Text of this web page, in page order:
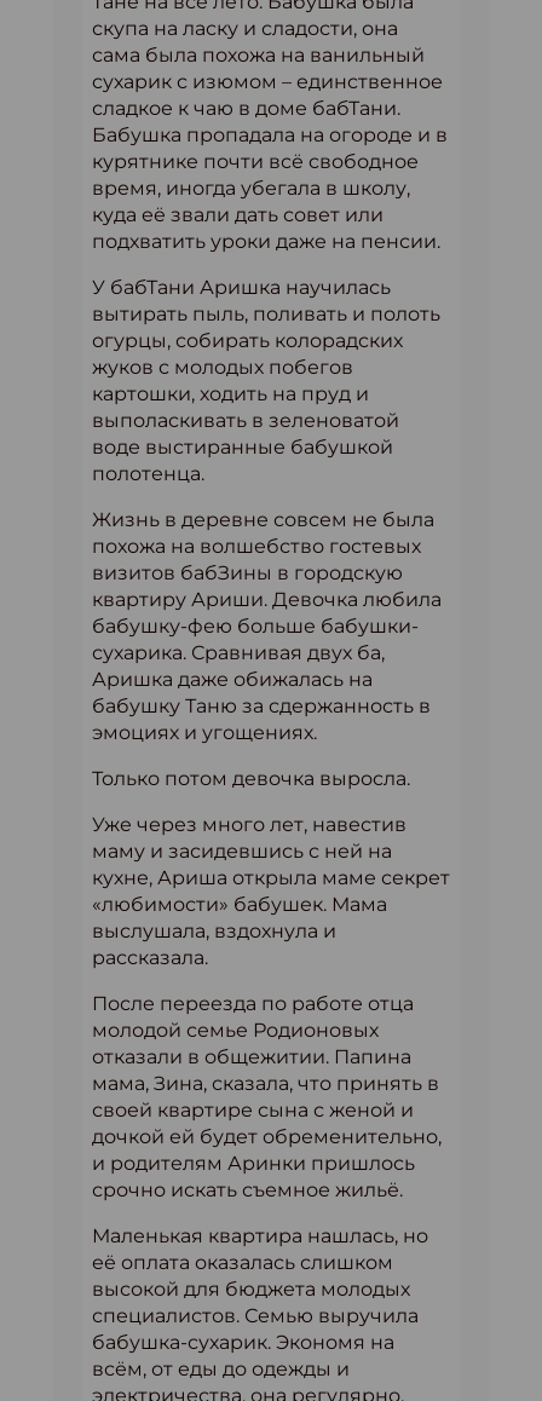
скупа на ласку и сладости, она
сама была похожа на ванильный
сухарик с изюмом – единственное
сладкое к чаю в доме бабТани.
Бабушка пропадала на огороде и в
курятнике почти всё свободное
время, иногда убегала в школу,
куда её звали дать совет или
подхватить уроки даже на пенсии.
У бабТани Аришка научилась
вытирать пыль, поливать и полоть
огурцы, собирать колорадских
жуков с молодых побегов
картошки, ходить на пруд и
выполаскивать в зеленоватой
воде выстиранные бабушкой
полотенца.
Жизнь в деревне совсем не была
похожа на волшебство гостевых
визитов бабЗины в городскую
квартиру Ариши. Девочка любила
бабушку-фею больше бабушки-
сухарика. Сравнивая двух ба,
Аришка даже обижалась на
бабушку Таню за сдержанность в
эмоциях и угощениях.
Только потом девочка выросла.
Уже через много лет, навестив
маму и засидевшись с ней на
кухне, Ариша открыла маме секрет
«любимости» бабушек. Мама
выслушала, вздохнула и
рассказала.
После переезда по работе отца
молодой семье Родионовых
отказали в общежитии. Папина
мама, Зина, сказала, что принять в
своей квартире сына с женой и
дочкой ей будет обременительно,
и родителям Аринки пришлось
срочно искать съемное жильё.
Маленькая квартира нашлась, но
её оплата оказалась слишком
высокой для бюджета молодых
специалистов. Семью выручила
бабушка-сухарик. Экономя на
всём, от еды до одежды и
электричества, она регулярно,